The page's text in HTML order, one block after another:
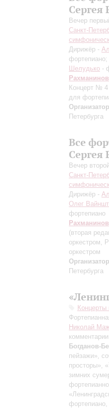
Сергея
Вечер
Санкт-
Дирижёр -
фортепиано;
Шелудько -
Рахманинов
Концерт №
для
Петербурга
Все
Сергея
Вечер второй
Санкт-
Дирижёр -
Олег
фортепиано
Рахманинов
(вторая
оркестром,
оркестром
Петербурга
Николай
Богданов-
пейзажи»,
просторы»,
зимних
фортепиано,